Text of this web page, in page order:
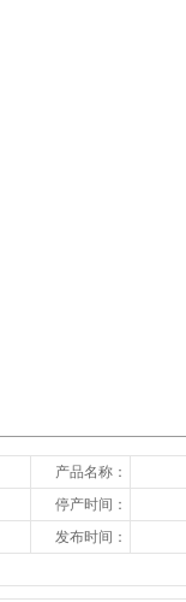
产品名称：
停产时间：
发布时间：